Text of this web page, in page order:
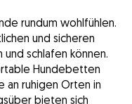
rundum wohlfühlen.
und sicheren
und schlafen können.
Hundebetten
an ruhigen Orten in
bieten sich